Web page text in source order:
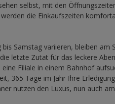
selbst, mit den
die Einkaufszeiten
Samstag variieren, bleiben am
letzte Zutat für das leckere
Filiale in einem Bahnhof
365 Tage im Jahr Ihre
nutzen den Luxus, nun auch